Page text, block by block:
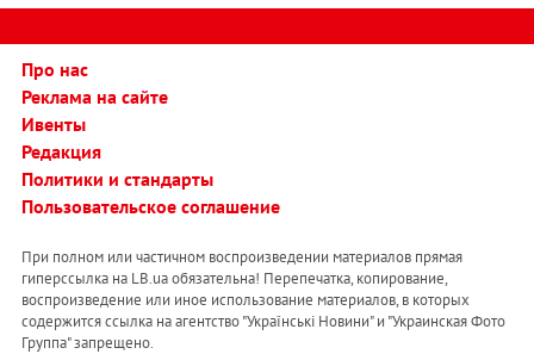
Про нас
Реклама на сайте
Ивенты
Редакция
Политики и стандарты
Пользовательское соглашение
При полном или частичном воспроизведении материалов прямая
гиперссылка на LB.ua обязательна! Перепечатка, копирование,
воспроизведение или иное использование материалов, в которых
содержится ссылка на агентство "Українськi Новини" и "Украинская Фото
Группа" запрещено.